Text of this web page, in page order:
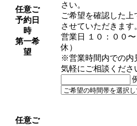
任意ご
予約日
時
第一希
望
さい。
ご希望を確認した
させていただきます
営業日 １０：００
休）
※営業時間内での内
気軽にご相談くださ
任意ご